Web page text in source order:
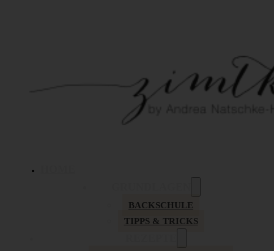
BACKSCHULE
TIPPS & TRICKS